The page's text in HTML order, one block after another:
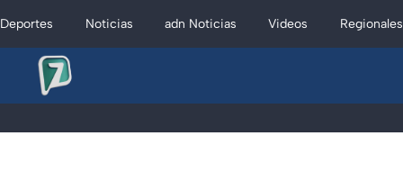
Deportes Noticias adn Noticias Videos Regionales